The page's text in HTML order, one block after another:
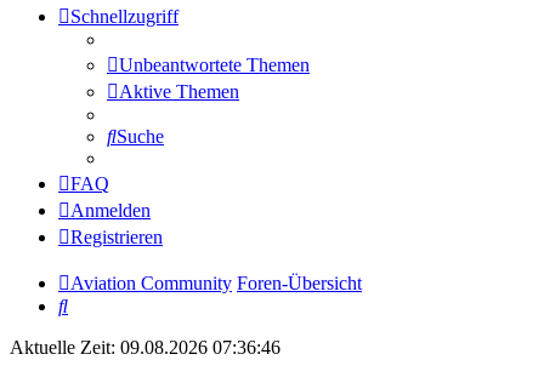
Schnellzugriff
Unbeantwortete Themen
Aktive Themen
Suche
FAQ
Anmelden
Registrieren
Aviation Community Foren-Übersicht
Suche
Aktuelle Zeit: 09.08.2026 07:36:46